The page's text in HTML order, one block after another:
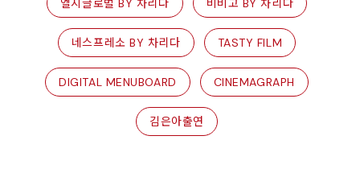
엘지글로벌 BY 차리다 비비고 BY 차리다
네스프레소 BY 차리다 TASTY FILM
DIGITAL MENUBOARD CINEMAGRAPH
김은아출연